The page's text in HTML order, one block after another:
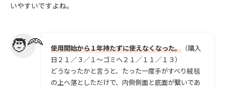
いやすいですよね。
使用開始から１年持たずに使えなくなった。 （購入
日２１／３／１～ゴミへ２１／１１／１３）
どうなったかと言うと、たった一度手がすべり絨毯
の上へ落としただけで、内側側面と底面が繋いであ